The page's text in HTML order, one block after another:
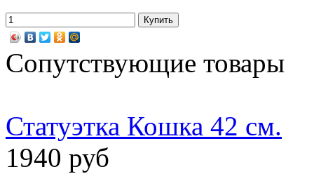
Сопутствующие товары
Статуэтка Кошка 42 см.
1940 руб